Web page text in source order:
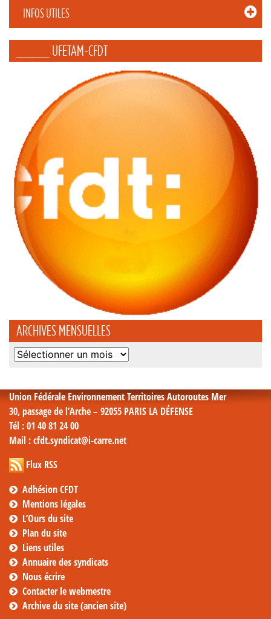
INFOS UTILES
_____ UFETAM-CFDT
ARCHIVES MENSUELLES
Archives
Union Fédérale Environnement Territoires Autoroutes Mer
30, passage de l’Arche – 92055 PARIS LA DÉFENSE
Tél : 01 40 81 24 00
Mail : cfdt.syndicat@i-carre.net
Flux RSS
Adhésion CFDT
Mentions légales
L’Ours du site
Plan du site
Liens utiles
Annuaire des syndicats
Nous écrire
Contacter le webmestre
Archive du site (ancien site)